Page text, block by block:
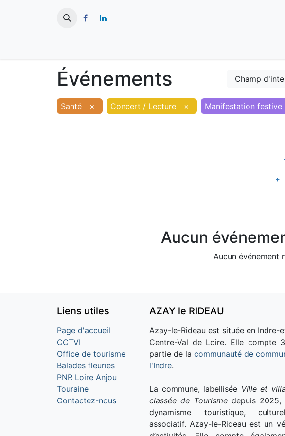
Événements Champ
Santé × Concert / Lecture × Manifestation festive
Aucun
Aucun événement
Liens utiles
Page d'accueil
CCTVI
Office de tourisme
Balades fleuries
PNR Loire Anjou
Touraine
Contactez-nous
AZAY le RIDEAU
Azay-le-Rideau est située en Indre-
Centre-Val de Loire. Elle compte
partie de la communauté de
l'Indre.
La commune, labellisée Ville et
classée de Tourismedepuis 2025,
dynamisme touristique,
associatif. Azay-le-Rideau est un